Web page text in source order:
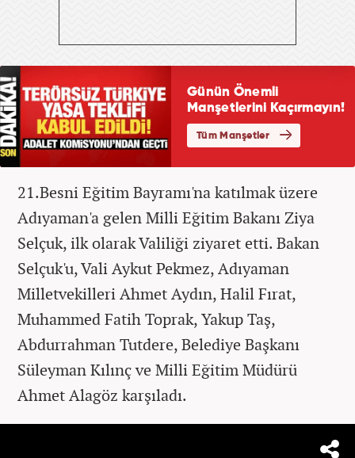
21.Besni Eğitim Bayramı'na katılmak üzere
Adıyaman'a gelen Milli Eğitim Bakanı Ziya
Selçuk, ilk olarak Valiliği ziyaret etti. Bakan
Selçuk'u, Vali Aykut Pekmez, Adıyaman
Milletvekilleri Ahmet Aydın, Halil Fırat,
Muhammed Fatih Toprak, Yakup Taş,
Abdurrahman Tutdere, Belediye Başkanı
Süleyman Kılınç ve Milli Eğitim Müdürü
Ahmet Alagöz karşıladı.